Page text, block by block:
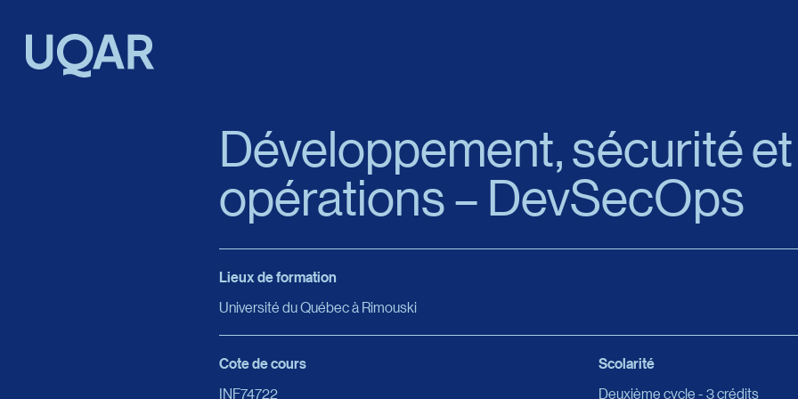
Taille du texte
Réinitialiser les paramètres
Développement, sécurité et
opérations – DevSecOps
Lieux de formation
Université du Québec à Rimouski
Cote de cours
INF74722
Scolarité
Deuxième cycle - 3 crédits